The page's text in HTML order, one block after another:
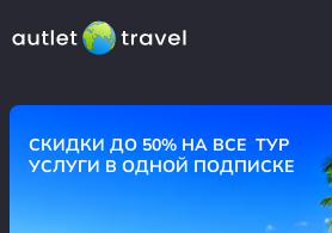
СКИДКИ ДО 15% ДАЖЕ НА
ГОРЯЩИЕ ТУРЫ